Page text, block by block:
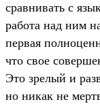
сравнивать с
работа над ним
первая
что свое
Это зрелый и
но никак не